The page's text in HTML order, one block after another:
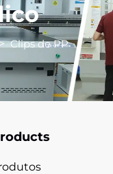
Clips de PP